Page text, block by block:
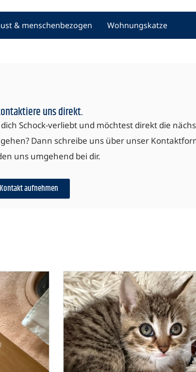
& menschenbezogen Wohnungskatze
uns direkt.
Schock-verliebt und möchtest direkt die
Dann schreibe uns über unser
uns umgehend bei dir.
aufnehmen